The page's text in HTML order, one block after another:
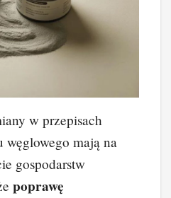
w przepisach
węglowego mają na
gospodarstw
poprawę